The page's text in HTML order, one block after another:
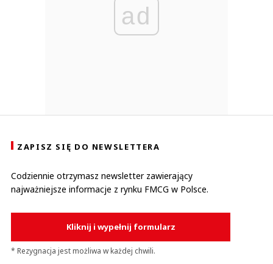
ad
ZAPISZ SIĘ DO NEWSLETTERA
Codziennie otrzymasz newsletter zawierający
najważniejsze informacje z rynku FMCG w Polsce.
Kliknij i wypełnij formularz
* Rezygnacja jest możliwa w każdej chwili.